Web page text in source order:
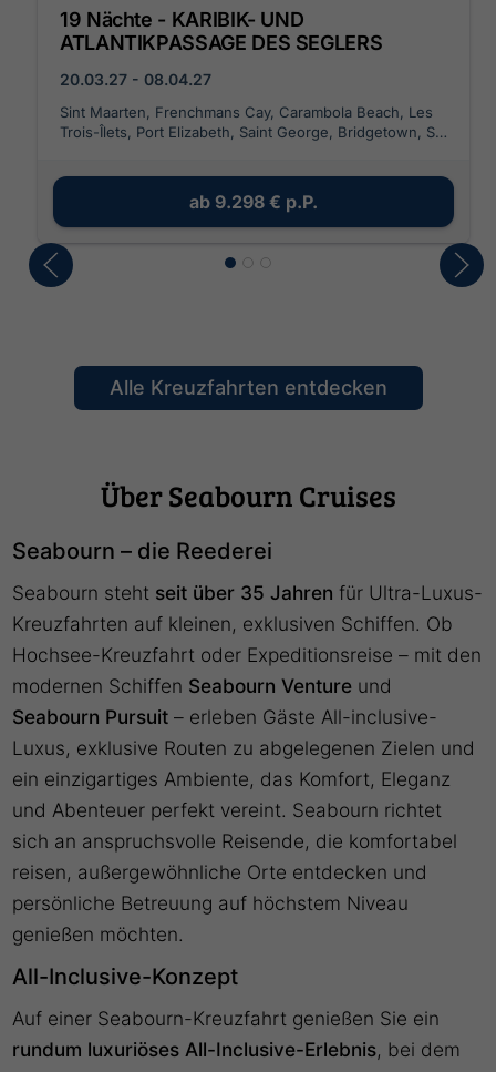
19 Nächte - KARIBIK- UND
ATLANTIKPASSAGE DES SEGLERS
20.03.27 - 08.04.27
Sint Maarten, Frenchmans Cay, Carambola Beach, Les
Trois-Îlets, Port Elizabeth, Saint George, Bridgetown, St.
ab 9.298 € p.P.
Alle Kreuzfahrten entdecken
Über Seabourn Cruises
Seabourn – die Reederei
Seabourn steht seit über 35 Jahren für Ultra-Luxus-
Kreuzfahrten auf kleinen, exklusiven Schiffen. Ob
Hochsee-Kreuzfahrt oder Expeditionsreise – mit den
modernen Schiffen Seabourn Venture und
Seabourn Pursuit– erleben Gäste All-inclusive-
Luxus, exklusive Routen zu abgelegenen Zielen und
ein einzigartiges Ambiente, das Komfort, Eleganz
und Abenteuer perfekt vereint. Seabourn richtet
sich an anspruchsvolle Reisende, die komfortabel
reisen, außergewöhnliche Orte entdecken und
persönliche Betreuung auf höchstem Niveau
genießen möchten.
All-Inclusive-Konzept
Auf einer Seabourn-Kreuzfahrt genießen Sie ein
rundum luxuriöses All-Inclusive-Erlebnis, bei dem